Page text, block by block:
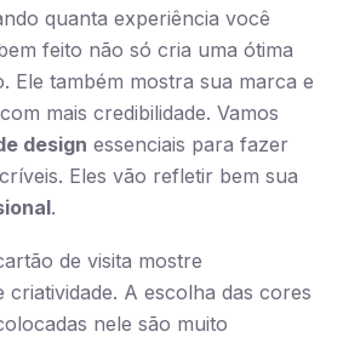
quanta experiência você
feito não só cria uma ótima
Ele também mostra sua marca e
mais credibilidade. Vamos
design essenciais para fazer
Eles vão refletir bem sua
.
de visita mostre
criatividade. A escolha das cores
nele são muito